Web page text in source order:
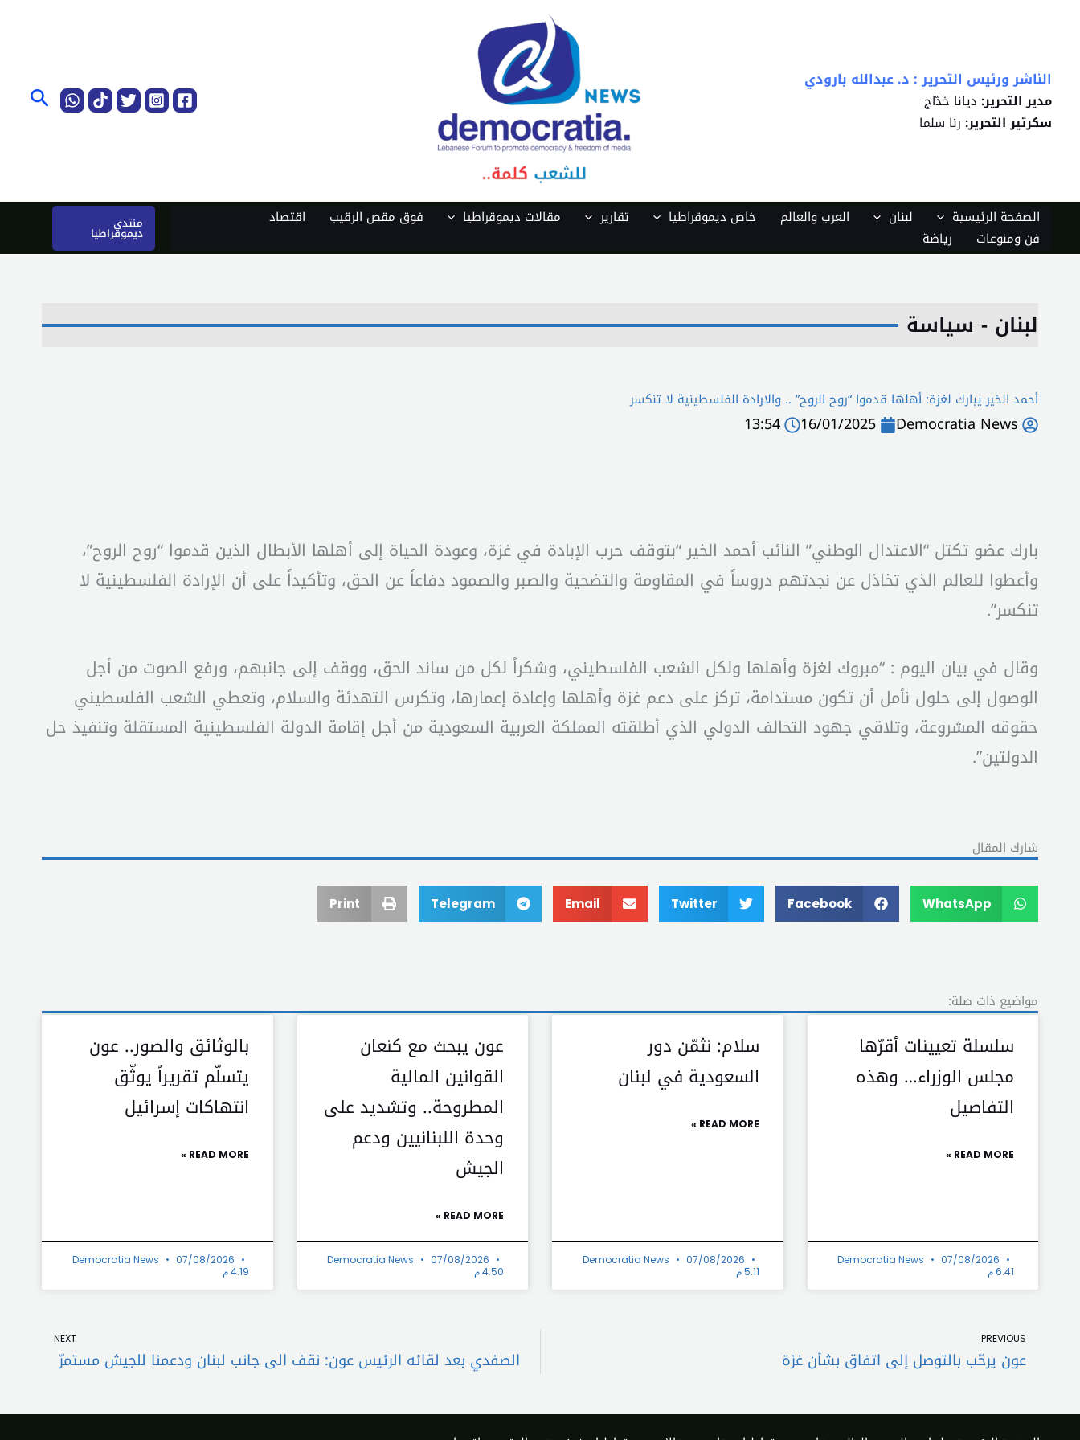
الناشر ورئيس التحرير : د. عبدالله بارودي
مدير التحرير: ديانا خدّاج
سكرتير التحرير: رنا سلما
الصفحة الرئيسية لبنان العرب والعالم خاص ديموقراطيا تقارير مقالات ديموقراطيا فوق مقص الرقيب
اقتصاد
فن ومنوعات
رياضة
منتدى
ديموقراطيا
لبنان - سياسة
أحمد الخير يبارك لغزة: أهلها قدموا “روح الروح” .. والارادة الفلسطينية لا تنكسر
Democratia News
16/01/2025
13:54
بارك عضو تكتل “الاعتدال الوطني” النائب أحمد الخير “بتوقف حرب الإبادة في غزة، وعودة الحياة إلى أهلها الأبطال الذين قدموا “روح الروح”،
وأعطوا للعالم الذي تخاذل عن نجدتهم دروساً في المقاومة والتضحية والصبر والصمود دفاعاً عن الحق، وتأكيداً على أن الإرادة الفلسطينية لا
تنكسر”.
وقال في بيان اليوم : “مبروك لغزة وأهلها ولكل الشعب الفلسطيني، وشكراً لكل من ساند الحق، ووقف إلى جانبهم، ورفع الصوت من أجل
الوصول إلى حلول نأمل أن تكون مستدامة، تركز على دعم غزة وأهلها وإعادة إعمارها، وتكرس التهدئة والسلام، وتعطي الشعب الفلسطيني
حقوقه المشروعة، وتلاقي جهود التحالف الدولي الذي أطلقته المملكة العربية السعودية من أجل إقامة الدولة الفلسطينية المستقلة وتنفيذ حل
الدولتين”.
شارك المقال
WhatsApp
Facebook
Twitter
Email
Telegram
Print
مواضيع ذات صلة:
سلسلة تعيينات أقرّها
مجلس الوزراء… وهذه
التفاصيل
READ MORE »
Democratia News
07/08/2026
6:41 م
سلام: نثمّن دور
السعودية في لبنان
READ MORE »
Democratia News
07/08/2026
5:11 م
عون يبحث مع كنعان
القوانين المالية
المطروحة.. وتشديد على
وحدة اللبنانيين ودعم
الجيش
READ MORE »
Democratia News
07/08/2026
4:50 م
بالوثائق والصور.. عون
يتسلّم تقريراً يوثّق
انتهاكات إسرائيل
READ MORE »
Democratia News
07/08/2026
4:19 م
PREVIOUS
عون يرحّب بالتوصل إلى اتفاق بشأن غزة
NEXT
الصفدي بعد لقائه الرئيس عون: نقف الى جانب لبنان ودعمنا للجيش مستمرّ